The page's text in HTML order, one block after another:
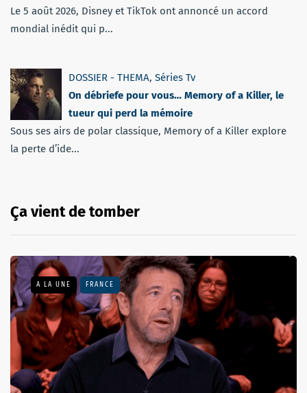
Le 5 août 2026, Disney et TikTok ont annoncé un accord
mondial inédit qui p...
DOSSIER - THEMA, Séries Tv
On débriefe pour vous… Memory of a Killer, le
tueur qui perd la mémoire
Sous ses airs de polar classique, Memory of a Killer explore
la perte d’ide...
Ça vient de tomber
A LA UNE FRANCE